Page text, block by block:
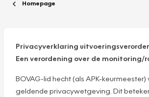
Homepage
Privacyverklaring
Een verordening over de monitoring/
BOVAG-lid hecht (als APK-
geldende privacywetgeving. Dit